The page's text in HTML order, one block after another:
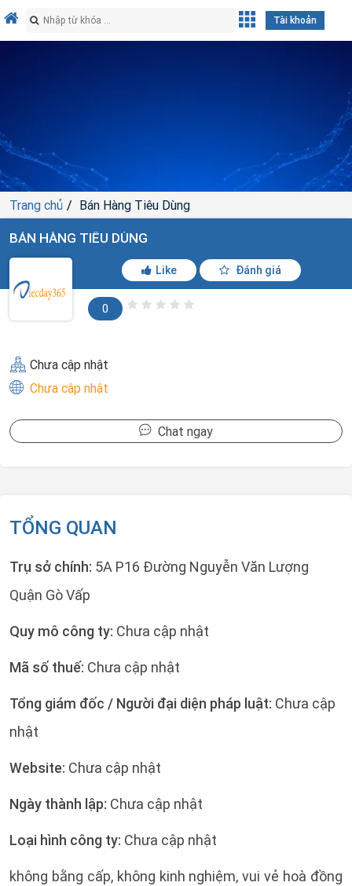
Tài khoản
Trang chủ Bán Hàng Tiêu Dùng
BÁN HÀNG TIÊU DÙNG
Like Đánh giá
0
Chưa cập nhật
Chưa cập nhật
Chat ngay
TỔNG QUAN
Trụ sở chính: 5A P16 Đường Nguyễn Văn Lượng
Quận Gò Vấp
Quy mô công ty: Chưa cập nhật
Mã số thuế: Chưa cập nhật
Tổng giám đốc / Người đại diện pháp luật: Chưa cập
nhật
Website: Chưa cập nhật
Ngày thành lập: Chưa cập nhật
Loại hình công ty: Chưa cập nhật
không bằng cấp, không kinh nghiệm, vui vẻ hoà đồng